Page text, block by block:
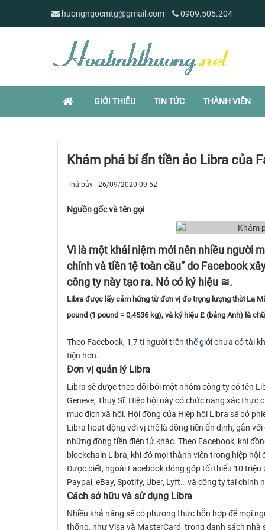
huongngocmtg@gmail.com 0909.505.204
GIỚI THIỆU TIN TỨC THÀNH VIÊN
Khám phá bí ẩn tiền ảo Libra của
Thứ bảy - 26/09/2020 09:52
Nguồn gốc và tên gọi
Vì là một khái niệm mới nên nhiều người
chính và tiền tệ toàn cầu” do Facebook
công ty này tạo ra. Nó có ký hiệu ≋.
Libra được lấy cảm hứng từ đơn vị đo trọng lượng thời La
pound (1 pound = 0,4536 kg), và ký hiệu £ (bảng Anh) là
Theo Facebook, 1,7 tỉ người trên thế giớichưa có tài
tiện hơn.
Đơn vị quản lý Libra
Libra sẽ được theo dõi bởi một nhóm công ty có tên
Geneve, Thụy Sĩ. Hiệp hội này có chức năng xác
mục đích xã hội. Hội đồng của Hiệp hội Libra sẽ bỏ
Libra hoạt động với vị thế là đồng tiền ổn định, gắn
những đồng tiền điện tử khác. Theo Facebook, khi
blockchain Libra, khi đó mọi thành viên trong hiệp
Được biết, ngoài Facebook đóng góp tối thiểu 10
Paypal, eBay, Spotify, Uber, Lyft… và công ty tài
Cách sở hữu và sử dụng Libra
Nhiều khả năng sẽ có phương thức hỗn hợp để mọi
thống, như Visa và MasterCard, trong danh sách